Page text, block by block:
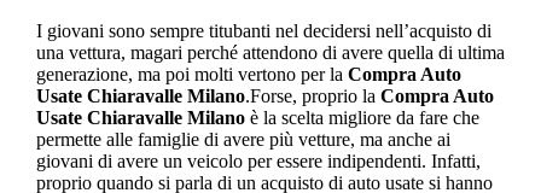
I giovani sono sempre titubanti nel decidersi nell’acquisto di
una vettura, magari perché attendono di avere quella di ultima
generazione, ma poi molti vertono per la Compra Auto
Usate Chiaravalle Milano.Forse, proprio la Compra Auto
Usate Chiaravalle Milanoè la scelta migliore da fare che
permette alle famiglie di avere più vetture, ma anche ai
giovani di avere un veicolo per essere indipendenti. Infatti,
proprio quando si parla di un acquisto di auto usate si hanno